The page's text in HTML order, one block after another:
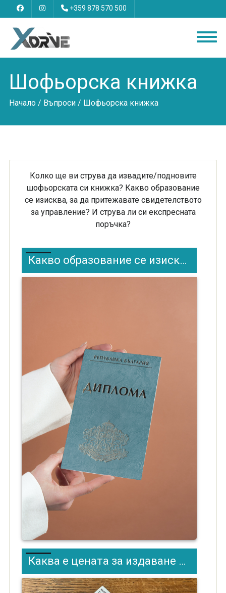
+359 878 570 500
Шофьорска книжка
Начало/ Въпроси/ Шофьорска книжка
Колко ще ви струва да извадите/подновите
шофьорската си книжка? Какво образование
се изисква, за да притежавате свидетелството
за управление? И струва ли си експресната
поръчка?
Какво образование се изисква за шофьорска книжка
Каква е цената за издаване на шофьорска книжка